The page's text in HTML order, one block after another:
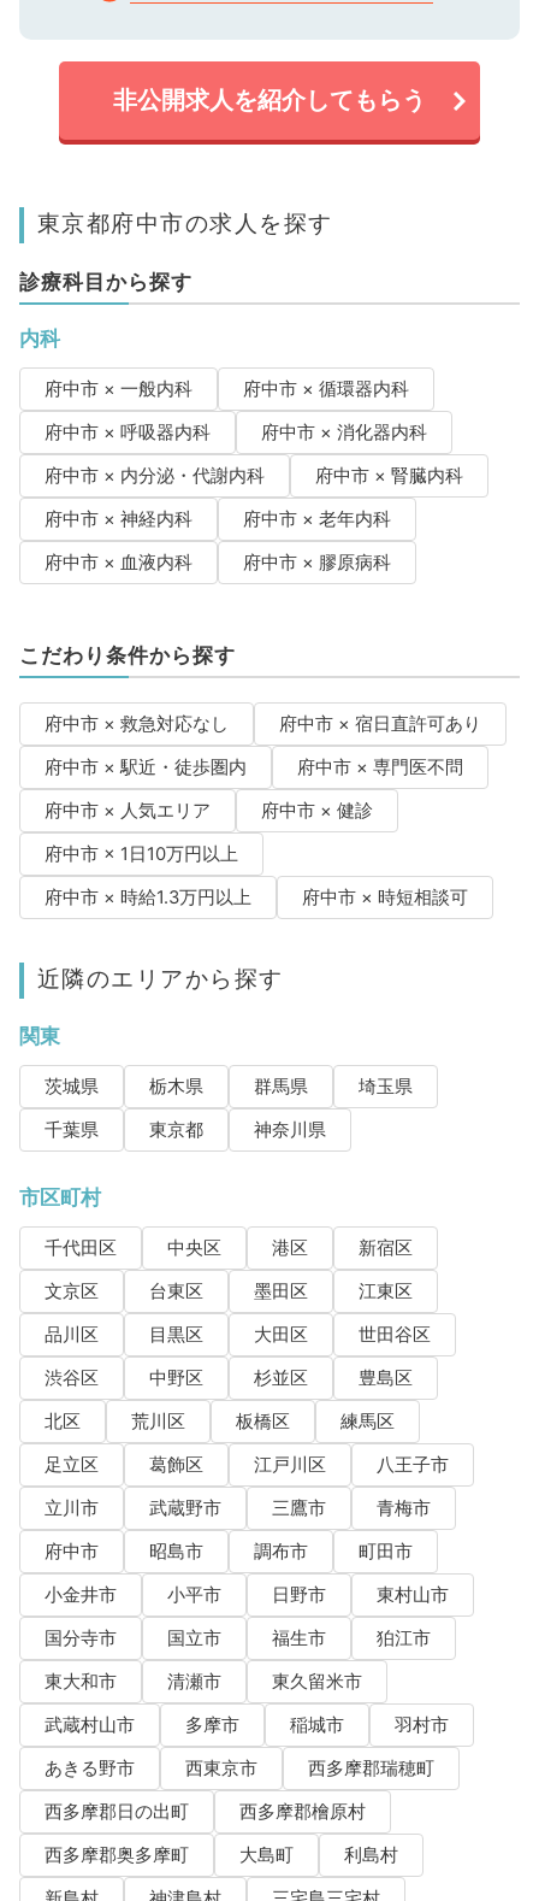
非公開求人を紹介してもらう
東京都府中市の求人を探す
診療科目から探す
内科
府中市 × 一般内科
府中市 × 循環器内科
府中市 × 呼吸器内科
府中市 × 消化器内科
府中市 × 内分泌・代謝内科
府中市 × 腎臓内科
府中市 × 神経内科
府中市 × 老年内科
府中市 × 血液内科
府中市 × 膠原病科
こだわり条件から探す
府中市 × 救急対応なし
府中市 × 宿日直許可あり
府中市 × 駅近・徒歩圏内
府中市 × 専門医不問
府中市 × 人気エリア
府中市 × 健診
府中市 × 1日10万円以上
府中市 × 時給1.3万円以上
府中市 × 時短相談可
近隣のエリアから探す
関東
茨城県 栃木県 群馬県
埼玉県
千葉県
東京都 神奈川県
市区町村
千代田区 中央区 港区
新宿区
文京区
台東区 墨田区
江東区
品川区
目黒区 大田区
世田谷区
渋谷区
中野区 杉並区
豊島区
北区
荒川区 板橋区
練馬区
足立区
葛飾区 江戸川区
八王子市
立川市
武蔵野市 三鷹市
青梅市
府中市
昭島市 調布市
町田市
小金井市
小平市 日野市
東村山市
国分寺市
国立市 福生市
狛江市
東大和市
清瀬市
東久留米市
武蔵村山市
多摩市 稲城市
羽村市
あきる野市
西東京市
西多摩郡瑞穂町
西多摩郡日の出町
西多摩郡檜原村
西多摩郡奥多摩町
大島町
利島村